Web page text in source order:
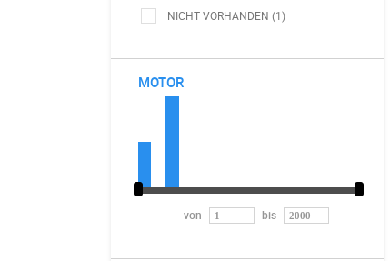
NICHT VORHANDEN (1)
MOTOR
von bis